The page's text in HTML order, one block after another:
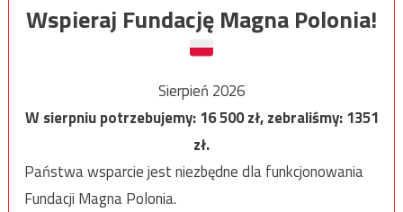
Wspieraj Fundację Magna Polonia!
Sierpień 2026
W sierpniu potrzebujemy:16 500zł, zebraliśmy:1351
zł.
Państwa wsparcie jest niezbędne dla funkcjonowania
Fundacji Magna Polonia.